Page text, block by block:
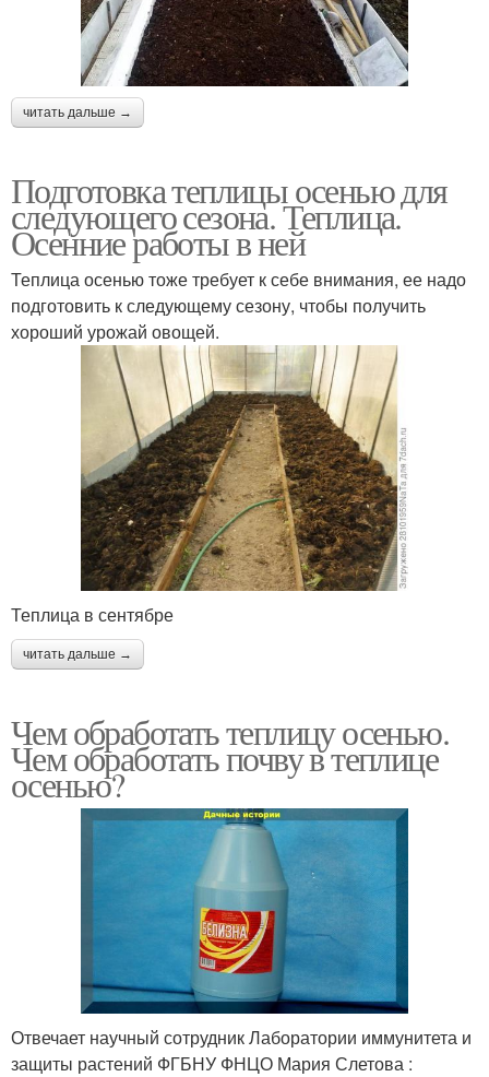
читать дальше →
Подготовка теплицы осенью для
следующего сезона. Теплица.
Осенние работы в ней
Теплица осенью тоже требует к себе внимания, ее надо
подготовить к следующему сезону, чтобы получить
хороший урожай овощей.
Теплица в сентябре
читать дальше →
Чем обработать теплицу осенью.
Чем обработать почву в теплице
осенью?
Отвечает научный сотрудник Лаборатории иммунитета и
защиты растений ФГБНУ ФНЦО Мария Слетова :